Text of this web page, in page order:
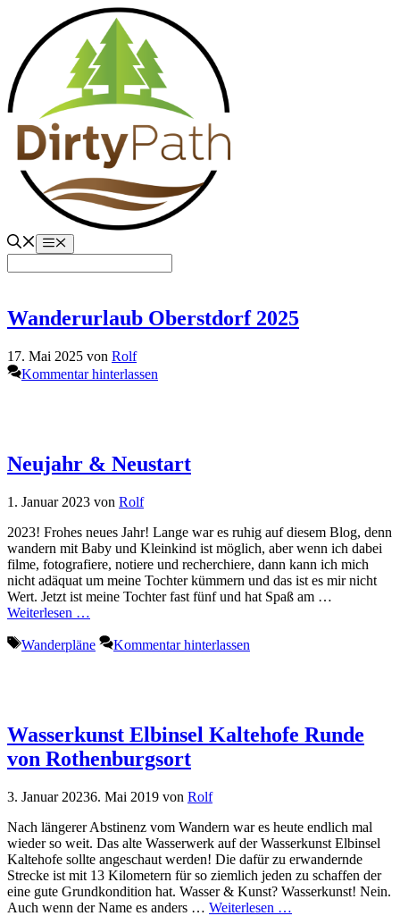
springen
Menü
Wanderurlaub Oberstdorf 2025
17. Mai 2025 von Rolf
Kommentar hinterlassen
Neujahr & Neustart
1. Januar 2023 von Rolf
2023! Frohes neues Jahr! Lange war es ruhig auf diesem Blog, denn
wandern mit Baby und Kleinkind ist möglich, aber wenn ich dabei
filme, fotografiere, notiere und recherchiere, dann kann ich mich
nicht adäquat um meine Tochter kümmern und das ist es mir nicht
Wert. Jetzt ist meine Tochter fast fünf und hat Spaß am …
Weiterlesen …
Schlagwörter
Wanderpläne Kommentar hinterlassen
Wasserkunst Elbinsel Kaltehofe Runde
von Rothenburgsort
3. Januar 20236. Mai 2019 von Rolf
Nach längerer Abstinenz vom Wandern war es heute endlich mal
wieder so weit. Das alte Wasserwerk auf der Wasserkunst Elbinsel
Kaltehofe sollte angeschaut werden! Die dafür zu erwandernde
Strecke ist mit 13 Kilometern für so ziemlich jeden zu schaffen der
eine gute Grundkondition hat. Wasser & Kunst? Wasserkunst! Nein.
Auch wenn der Name es anders … Weiterlesen …